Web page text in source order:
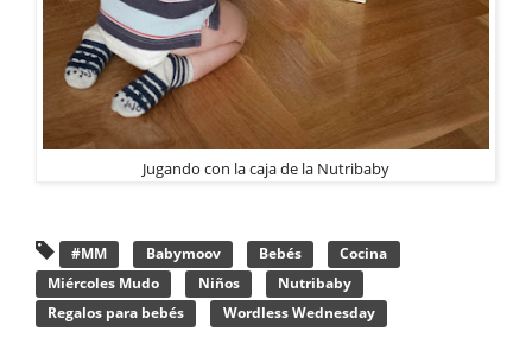
Jugando con la caja de la Nutribaby
#MM Babymoov Bebés
Cocina
Miércoles Mudo
Niños
Nutribaby
Regalos para bebés
Wordless Wednesday